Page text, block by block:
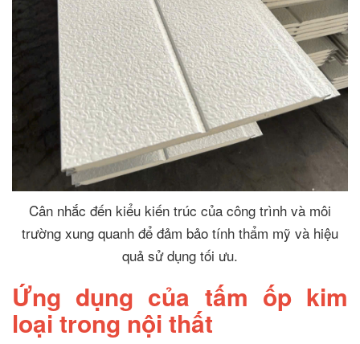
Cân nhắc đến kiểu kiến trúc của công trình và môi
trường xung quanh để đảm bảo tính thẩm mỹ và hiệu
quả sử dụng tối ưu.
Ứng dụng của tấm ốp kim
loại trong nội thất